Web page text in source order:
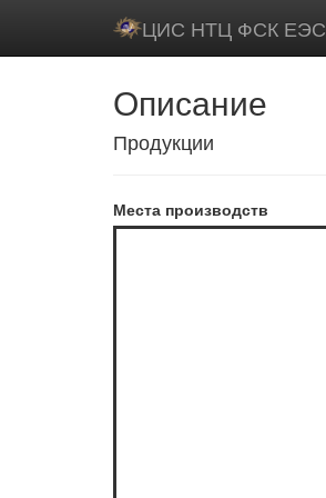
ЦИС НТЦ ФСК ЕЭС
Описание
Продукции
Места производств